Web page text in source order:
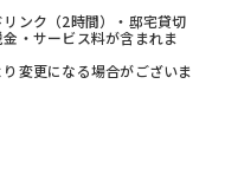
ンク（2時間）・邸宅貸切
・サービス料が含まれま
変更になる場合がございま